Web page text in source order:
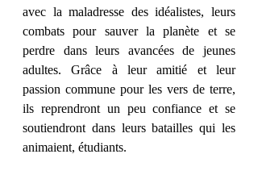
avec la maladresse des idéalistes, leurs
combats pour sauver la planète et se
perdre dans leurs avancées de jeunes
adultes. Grâce à leur amitié et leur
passion commune pour les vers de terre,
ils reprendront un peu confiance et se
soutiendront dans leurs batailles qui les
animaient, étudiants.